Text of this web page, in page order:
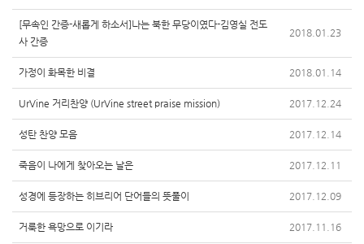
[무속인 간증-새롭게 하소서]나는 북한 무당이였다-김영실 전도
사 간증
2018.01.23
가정이 화목한 비결 2018.01.14
UrVine 거리찬양 (UrVine street praise mission) 2017.12.24
성탄 찬양 모음 2017.12.14
죽음이 나에게 찾아오는 날은 2017.12.11
성경에 등장하는 히브리어 단어들의 뜻풀이 2017.12.09
거룩한 욕망으로 이기라 2017.11.16